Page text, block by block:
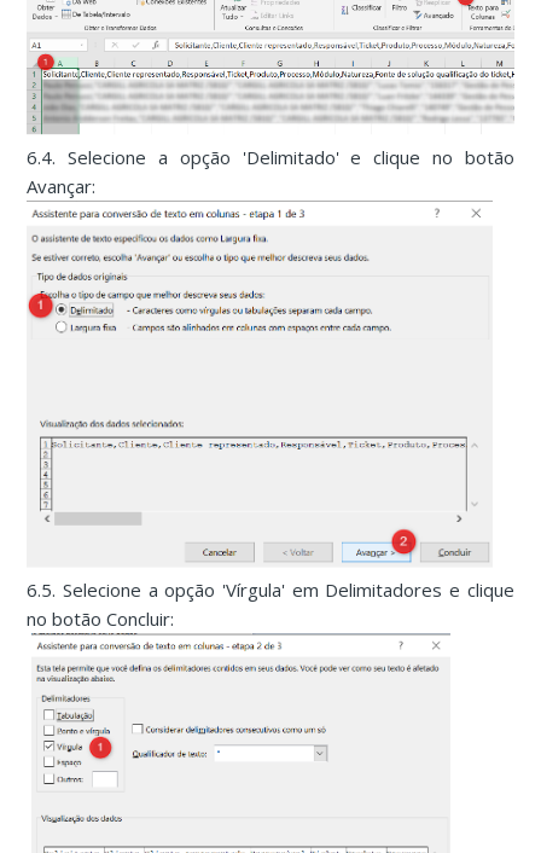
6.4. Selecione a opção 'Delimitado' e clique no botão
Avançar:
6.5. Selecione a opção 'Vírgula' em Delimitadores e clique
no botão Concluir: